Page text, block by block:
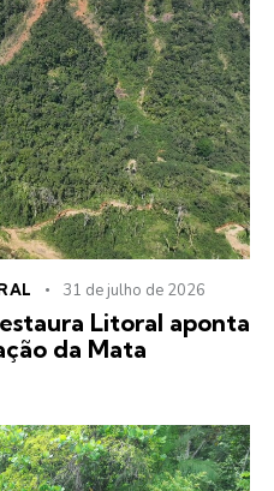
31 de julho de 2026
Litoral aponta
da Mata